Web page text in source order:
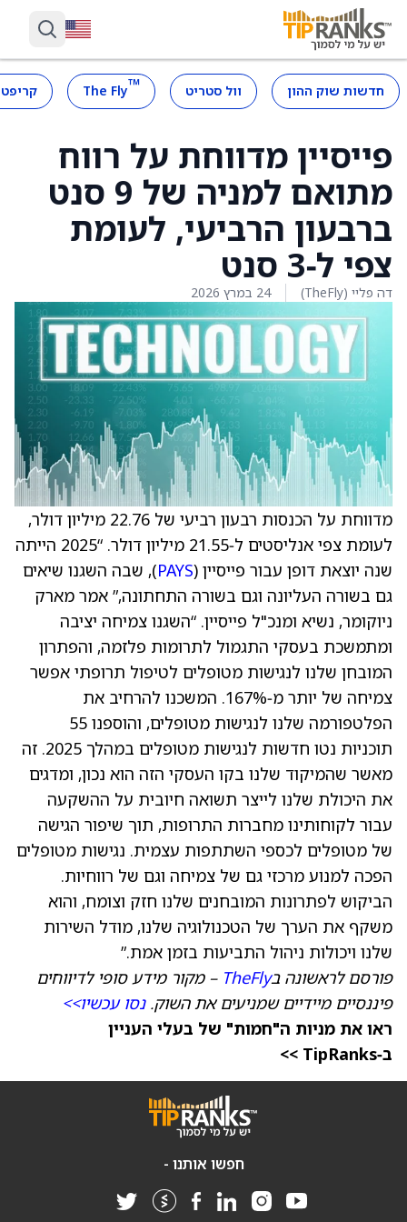
חדשות שוק ההון וול סטריט ™
The Fly
פייסיין מדווחת על רווח
מתואם למניה של 9 סנט
ברבעון הרביעי, לעומת
צפי ל‑3 סנט
דה פליי (TheFly) 24 במרץ 2026
מדווחת על הכנסות רבעון רביעי של 22.76 מיליון דולר,
לעומת צפי אנליסטים ל‑21.55 מיליון דולר. “2025 הייתה
שנה יוצאת דופן עבור פייסיין (PAYS), שבה השגנו שיאים
גם בשורה העליונה וגם בשורה התחתונה,” אמר מארק
ניוקומר, נשיא ומנכ"ל פייסיין. “השגנו צמיחה יציבה
ומתמשכת בעסקי התגמול לתרומות פלזמה, והפתרון
המובחן שלנו לנגישות מטופלים לטיפול תרופתי אפשר
צמיחה של יותר מ‑167%. המשכנו להרחיב את
הפלטפורמה שלנו לנגישות מטופלים, והוספנו 55
תוכניות נטו חדשות לנגישות מטופלים במהלך 2025. זה
מאשר שהמיקוד שלנו בקו העסקי הזה הוא נכון, ומדגים
את היכולת שלנו לייצר תשואה חיובית על ההשקעה
עבור לקוחותינו מחברות התרופות, תוך שיפור הגישה
של מטופלים לכספי השתתפות עצמית. נגישות מטופלים
הפכה למנוע מרכזי גם של צמיחה וגם של רווחיות.
הביקוש לפתרונות המובחנים שלנו חזק וצומח, והוא
משקף את הערך של הטכנולוגיה שלנו, מודל השירות
שלנו ויכולות ניהול התביעות בזמן אמת.”
פורסם לראשונה בTheFly – מקור מידע סופי לדיווחים
פיננסיים מיידיים שמניעים את השוק.נסו עכשיו>>
ראו את מניות ה"חמות" של בעלי העניין
ב‑TipRanks >>
חפשו אותנו -